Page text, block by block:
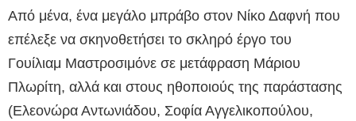
Από μένα, ένα μεγάλο μπράβο στον Νίκο Δαφνή που
επέλεξε να σκηνοθετήσει το σκληρό έργο του
Γουίλιαμ Μαστροσιμόνε σε μετάφραση Μάριου
Πλωρίτη, αλλά και στους ηθοποιούς της παράστασης
(Ελεονώρα Αντωνιάδου, Σοφία Αγγελικοπούλου,